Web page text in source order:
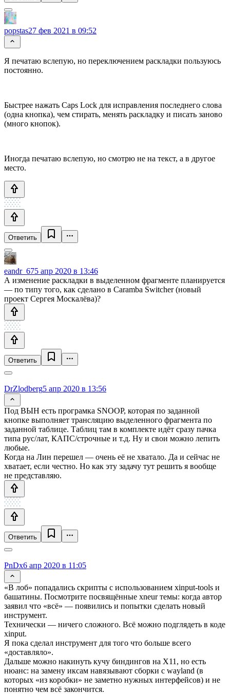
popstas27 фев 2021 в 09:52
Я печатаю вслепую, но переключением раскладки пользуюсь
постоянно.
Быстрее нажать Caps Lock для исправления последнего слова
(одна кнопка), чем стирать, менять раскладку и писать заново
(много кнопок).
Иногда печатаю вслепую, но смотрю не на текст, а в другое
место.
Ответить
eandr_675 апр 2020 в 13:46
А изменение раскладки в выделенном фрагменте планируется
— по типу того, как сделано в Caramba Switcher (новый
проект Сергея Москалёва)?
Ответить
DrZlodberg5 апр 2020 в 13:56
Под ВЫН есть програмка SNOOP, которая по заданной
кнопке выполняет трансляцию выделенного фрагмента по
заданной таблице. Таблиц там в комплекте идёт сразу пачка
типа рус/лат, КАПС/строчные и т.д. Ну и свои можно лепить
любые.
Когда на Лин перешел — очень её не хватало. Да и сейчас не
хватает, если честно. Но как эту задачу тут решить я вообще
не представляю.
Ответить
PnDx6 апр 2020 в 11:05
«В лоб» попадались скрипты с использованием xinput-tools и
башатины. Посмотрите посвящённые xneur темы: когда автор
заявил что «всё» — появились и попытки сделать новый
инструмент.
Технически — ничего сложного. Всё можно подглядеть в коде
xinput.
Я пока сделал инструмент для того что больше всего
«доставляло».
Дальше можно накинуть кучу биндингов на X11, но есть
нюанс: на замену иксам навязывают сборки с wayland (в
которых «из коробки» не заметно нужных интерфейсов) и не
понятно чем всё закончится.